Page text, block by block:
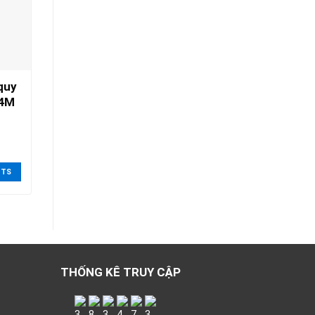
THỐNG KÊ TRUY CẬP